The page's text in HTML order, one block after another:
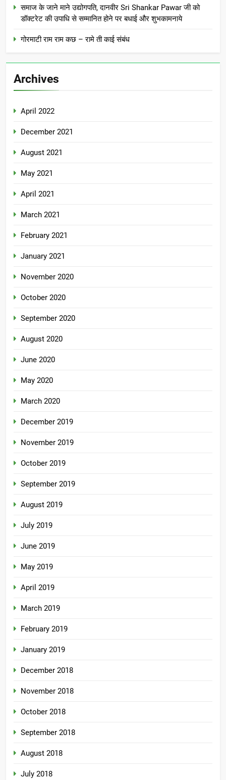
समाज के जाने माने उद्योगपति, दानवीर Sri Shankar Pawar जी को
डॉक्टरेट की उपाधि से सम्मानित होने पर बधाई और शुभकामनाये
गोरमाटी राम राम कछ – रामे ती काई संबंध
Archives
April 2022
December 2021
August 2021
May 2021
April 2021
March 2021
February 2021
January 2021
November 2020
October 2020
September 2020
August 2020
June 2020
May 2020
March 2020
December 2019
November 2019
October 2019
September 2019
August 2019
July 2019
June 2019
May 2019
April 2019
March 2019
February 2019
January 2019
December 2018
November 2018
October 2018
September 2018
August 2018
July 2018